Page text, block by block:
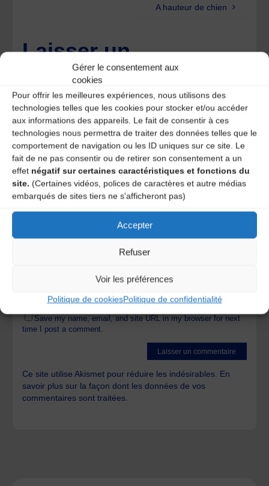
Gérer le consentement aux
cookies
Pour offrir les meilleures expériences, nous utilisons des
technologies telles que les cookies pour stocker et/ou accéder
aux informations des appareils. Le fait de consentir à ces
technologies nous permettra de traiter des données telles que le
comportement de navigation ou les ID uniques sur ce site. Le
fait de ne pas consentir ou de retirer son consentement a un
effet négatif sur certaines caractéristiques et fonctions du
site. (Certaines vidéos, polices de caractères et autre médias
embarqués de sites tiers ne s'afficheront pas)
Accepter
Refuser
Voir les préférences
Politique de cookiesPolitique de confidentialité
A hauteur de chien
Laisser un
commentaire
Votre adresse e-mail ne sera pas publiée. Les champs
obligatoires sont indiqués avec
*
Save my name, email, and site URL in my browser for next
time I post a comment.
Ce site utilise Akismet pour réduire les indésirables. En
savoir plus sur la façon dont les données de vos
commentaires sont traitées